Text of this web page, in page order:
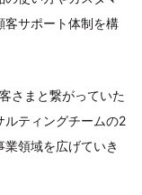
客サポート体制を構
さまと繋がっていた
ルティングチームの2
領域を広げていき